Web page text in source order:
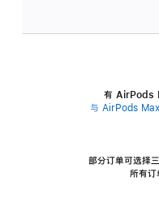
有 AirPods
与 AirPods
部分订单可选择
所有订